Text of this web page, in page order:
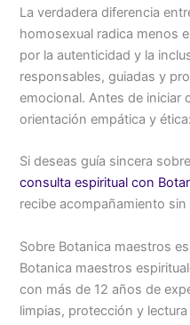
La verdadera diferencia
homosexual radica menos
por la autenticidad y la
responsables, guiadas y
emocional. Antes de iniciar
orientación empática y
Si deseas guía sincera
consulta espiritual con
recibe acompañamiento
Sobre Botanica maestros
Botanica maestros
con más de 12 años de
limpias, protección y